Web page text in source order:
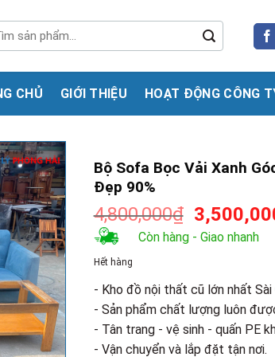
CHỦ GIỚI THIỆU HOẠT ĐỘNG CÔNG
Bộ Sofa Bọc Vải Xanh
Đẹp 90%
4,800,000₫ Giá
gốc
Còn hàng - Giao nhanh
Hết hàng
- Kho đồ nội thất cũ lớn nhất Sài
- Sản phẩm chất lượng luôn
- Tân trang - vệ sinh - quấn PE
- Vận chuyển và lắp đặt tận nơi.